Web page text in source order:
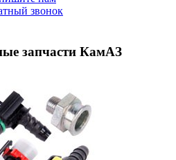
звонок
запчасти КамАЗ